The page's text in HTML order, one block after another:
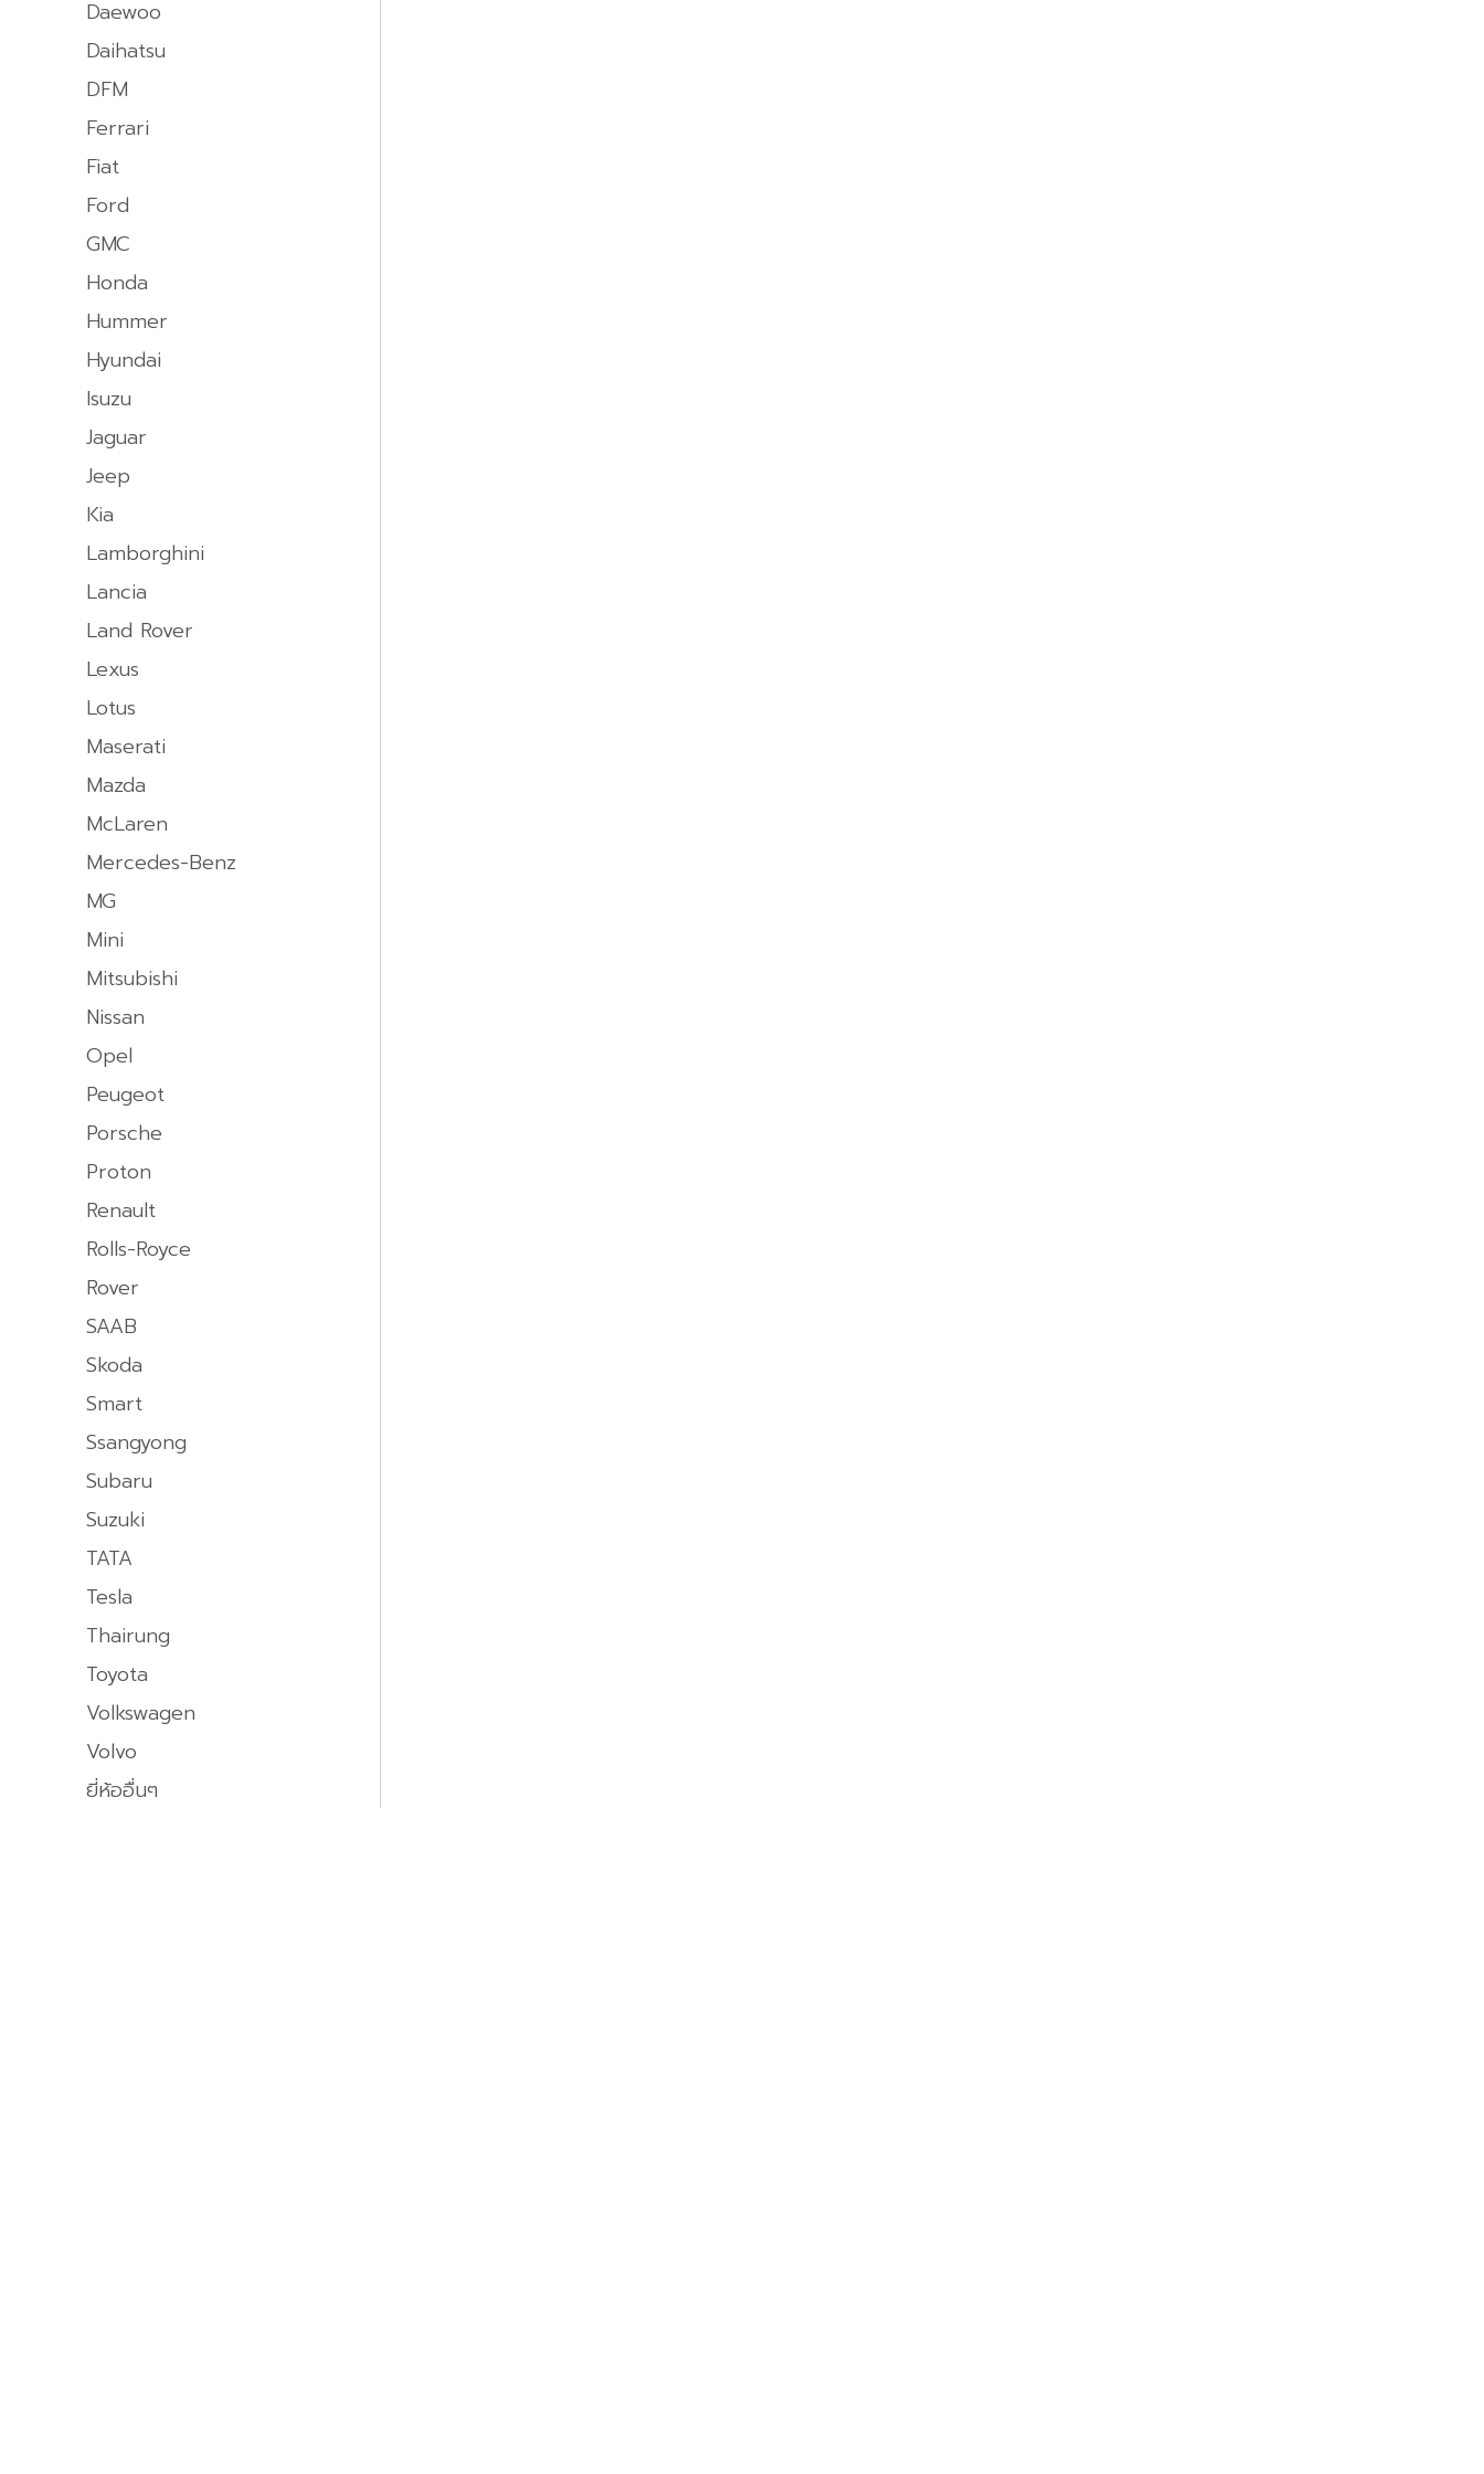
Daewoo
Daihatsu
DFM
Ferrari
Fiat
Ford
GMC
Honda
Hummer
Hyundai
Isuzu
Jaguar
Jeep
Kia
Lamborghini
Lancia
Land Rover
Lexus
Lotus
Maserati
Mazda
McLaren
Mercedes-Benz
MG
Mini
Mitsubishi
Nissan
Opel
Peugeot
Porsche
Proton
Renault
Rolls-Royce
Rover
SAAB
Skoda
Smart
Ssangyong
Subaru
Suzuki
TATA
Tesla
Thairung
Toyota
Volkswagen
Volvo
ยี่ห้ออื่นๆ